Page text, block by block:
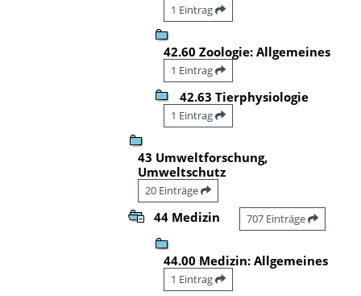
1 Eintrag
42.60 Zoologie: Allgemeines
1 Eintrag
42.63 Tierphysiologie
1 Eintrag
43 Umweltforschung,
Umweltschutz
20 Einträge
44 Medizin 707 Einträge
44.00 Medizin: Allgemeines
1 Eintrag